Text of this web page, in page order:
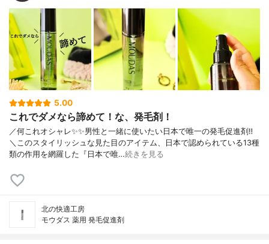
5.00
これでダメなら諦めて！な、発毛剤！
／何これオシャレ✨✨男性と一緒に使いたい日本で唯一の発毛促進剤‼︎
＼このスタイリッシュな見た目のアイテム、日本で認められている13種
類の作用を網羅した『日本で唯…続きを見る
北の快適工房
モウダス 薬用 発毛促進剤